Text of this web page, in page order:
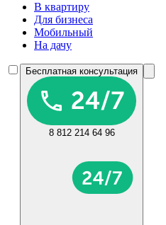
В квартиру
Для бизнеса
Мобильный
На дачу
Бесплатная консультация
8 812 214 64 96